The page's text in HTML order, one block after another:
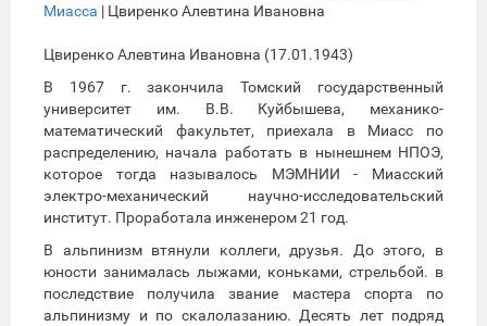
Миасса | Цвиренко Алевтина Ивановна
Цвиренко Алевтина Ивановна (17.01.1943)
В 1967 г. закончила Томский государственный
университет им. В.В. Куйбышева, механико-
математический факультет, приехала в Миасс по
распределению, начала работать в нынешнем НПОЭ,
которое тогда называлось МЭМНИИ - Миасский
электро-механический научно-исследовательский
институт. Проработала инженером 21 год.
В альпинизм втянули коллеги, друзья. До этого, в
юности занималась лыжами, коньками, стрельбой. в
последствие получила звание мастера спорта по
альпинизму и по скалолазанию. Десять лет подряд